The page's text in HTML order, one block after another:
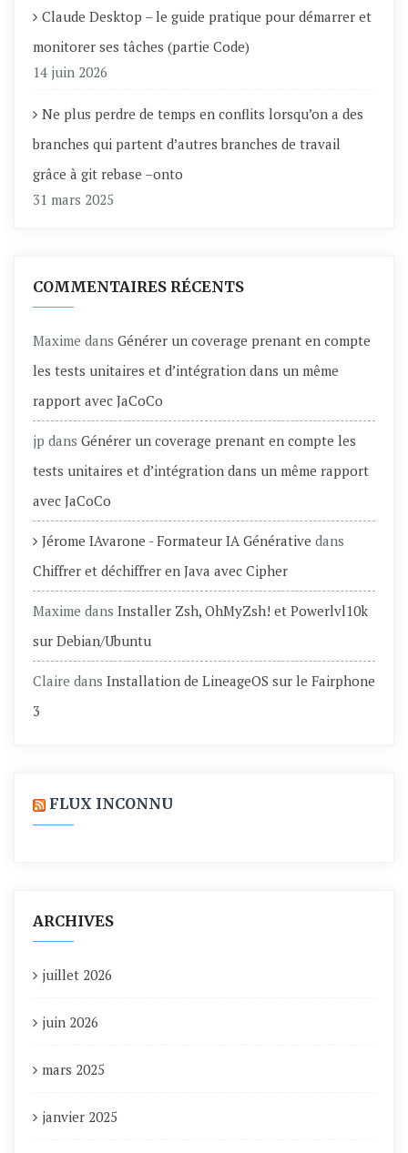
Claude Desktop – le guide pratique pour démarrer et
monitorer ses tâches (partie Code)
14 juin 2026
Ne plus perdre de temps en conflits lorsqu’on a des
branches qui partent d’autres branches de travail
grâce à git rebase –onto
31 mars 2025
COMMENTAIRES RÉCENTS
Maxime dans Générer un coverage prenant en compte
les tests unitaires et d’intégration dans un même
rapport avec JaCoCo
jp dans Générer un coverage prenant en compte les
tests unitaires et d’intégration dans un même rapport
avec JaCoCo
Jérome IAvarone - Formateur IA Générative dans
Chiffrer et déchiffrer en Java avec Cipher
Maxime dans Installer Zsh, OhMyZsh! et Powerlvl10k
sur Debian/Ubuntu
Claire dans Installation de LineageOS sur le Fairphone
3
FLUX INCONNU
ARCHIVES
juillet 2026
juin 2026
mars 2025
janvier 2025